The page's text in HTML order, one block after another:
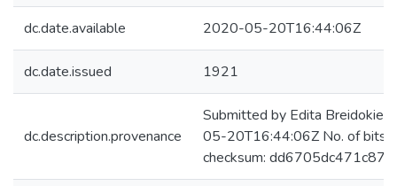
dc.date.available 2020-05-20T16:44:06Z
dc.date.issued 1921
dc.description.provenance
Submitted by Edita
05-20T16:44:06Z No. of
checksum: